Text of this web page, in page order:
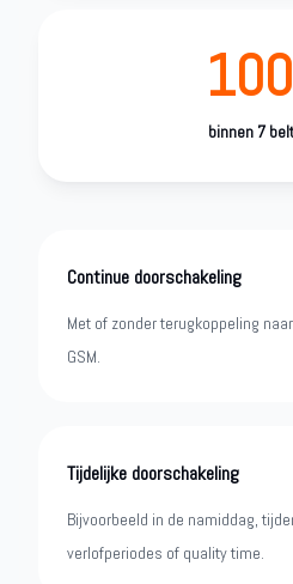
binnen 7
Continue doorschakeling
Met of zonder terugkoppeling
GSM.
Tijdelijke doorschakeling
Bijvoorbeeld in de namiddag,
verlofperiodes of quality time.